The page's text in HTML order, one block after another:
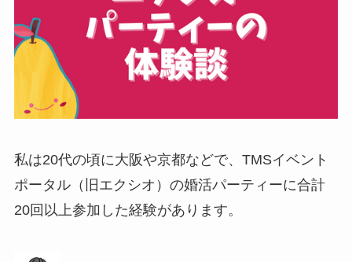
私は20代の頃に大阪や京都などで、TMSイベント
ポータル（旧エクシオ）の婚活パーティーに合計
20回以上参加した経験があります。